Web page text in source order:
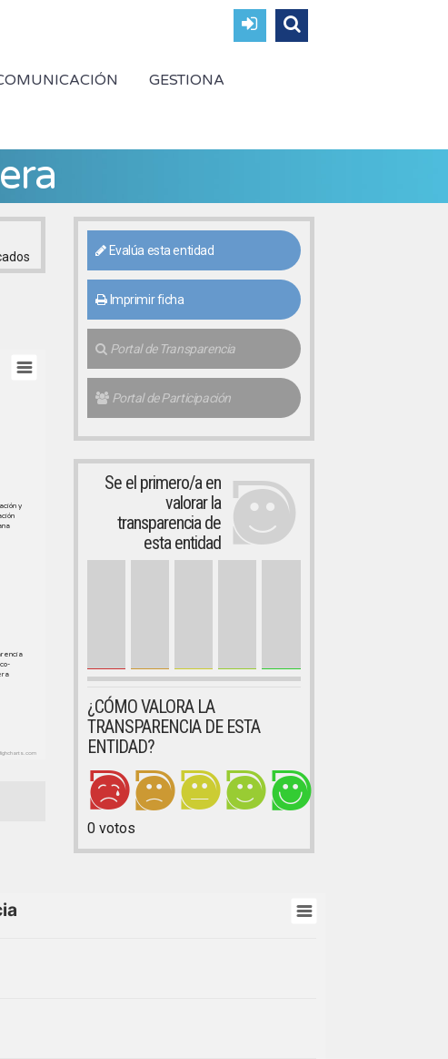
GESTIONA
y
Evalúa esta entidad
Imprimir ficha
Portal de Transparencia
Portal de Participación
Se el primero/a en
valorar la
transparencia de
esta entidad
¿CÓMO VALORA LA
TRANSPARENCIA DE ESTA
ENTIDAD?
0votos